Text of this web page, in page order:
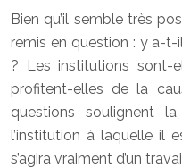
Bien qu’il semble très
remis en question : y a-
? Les institutions sont-
profitent-elles de la
questions soulignent
l’institution à laquelle il
s’agira vraiment d’un